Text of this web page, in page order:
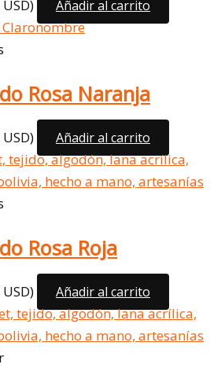
Añadir al carrito
Rosa Naranja
Añadir al carrito
Rosa Roja
Añadir al carrito